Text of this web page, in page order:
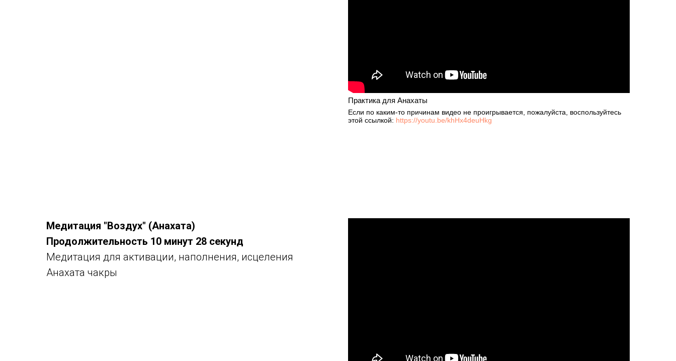
Практика для Анахаты
Если по каким-то причинам видео не проигрывается, пожалуйста, воспользуйтесь
этой ссылкой: https://youtu.be/khHx4deuHkg
Медитация "Воздух" (Анахата)
Продолжительность 10 минут 28 секунд
Медитация для активации, наполнения, исцеления
Анахата чакры